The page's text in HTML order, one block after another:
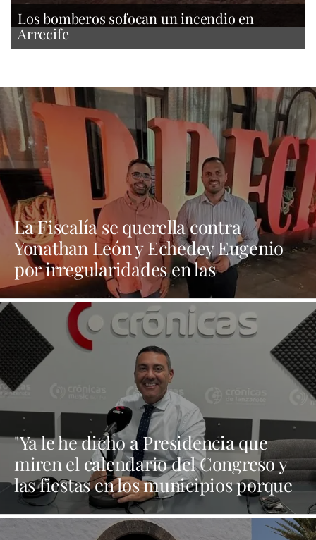
Los bomberos sofocan un incendio en
Arrecife
La Fiscalía se querella contra
Yonathan León y Echedey Eugenio
por irregularidades en las
contrataciones de las fiestas
"Ya le he dicho a Presidencia que
miren el calendario del Congreso y
las fiestas en los municipios porque
Dolores Corujo estaba en un fiesta
aquí y al día siguiente no está en el